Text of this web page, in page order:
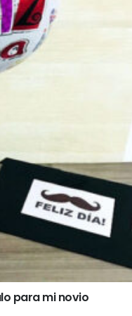
para mi novio